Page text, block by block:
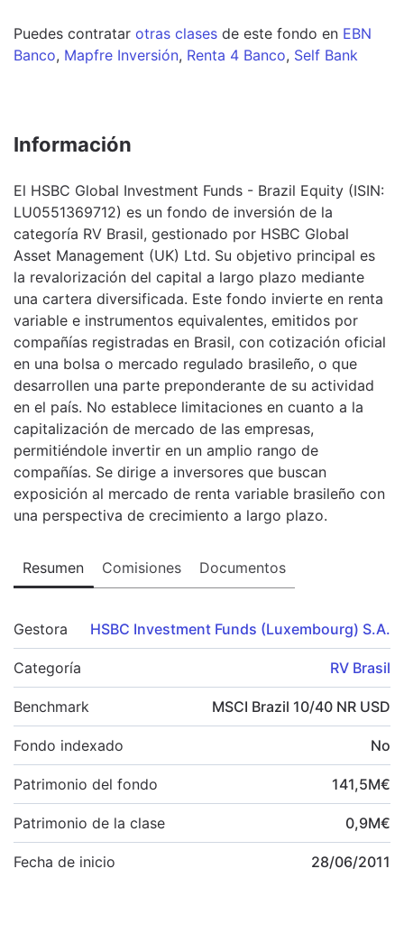
Puedes contratar otras clases de este fondo en EBN
Banco, Mapfre Inversión, Renta 4 Banco, Self Bank
Información
El HSBC Global Investment Funds - Brazil Equity (ISIN:
LU0551369712) es un fondo de inversión de la
categoría RV Brasil, gestionado por HSBC Global
Asset Management (UK) Ltd. Su objetivo principal es
la revalorización del capital a largo plazo mediante
una cartera diversificada. Este fondo invierte en renta
variable e instrumentos equivalentes, emitidos por
compañías registradas en Brasil, con cotización oficial
en una bolsa o mercado regulado brasileño, o que
desarrollen una parte preponderante de su actividad
en el país. No establece limitaciones en cuanto a la
capitalización de mercado de las empresas,
permitiéndole invertir en un amplio rango de
compañías. Se dirige a inversores que buscan
exposición al mercado de renta variable brasileño con
una perspectiva de crecimiento a largo plazo.
Resumen Comisiones Documentos
Gestora HSBC Investment Funds (Luxembourg) S.A.
Categoría RV Brasil
Benchmark MSCI Brazil 10/40 NR USD
Fondo indexado No
Patrimonio del fondo 141,5M€
Patrimonio de la clase 0,9M€
Fecha de inicio 28/06/2011